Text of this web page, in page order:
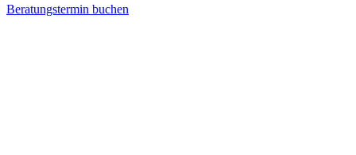
Beratungstermin buchen